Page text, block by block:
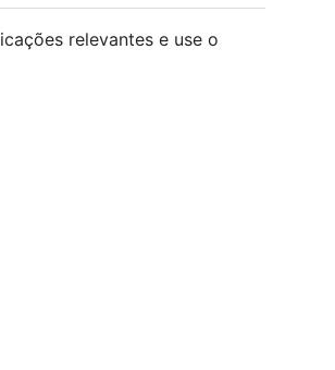
relevantes e use o